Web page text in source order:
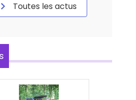
Toutes les actus